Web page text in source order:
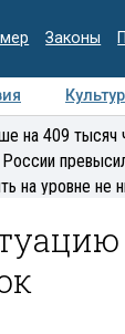
Законы
Интервью
на 409 тысяч
на уровне не